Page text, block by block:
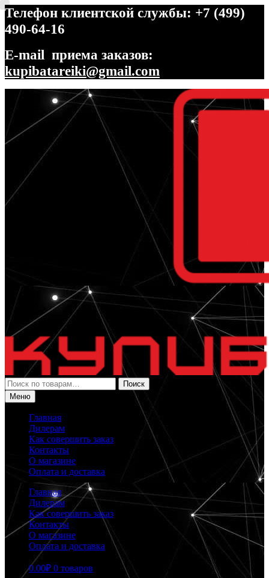
Телефон клиентской службы: +7 (499)
490-64-16
E-mail приема заказов:
kupibatareiki@gmail.com
Перейти
навигации
Перейти
содержимому
Искать:
Поиск
Меню
Главная
Дилерам
Как совершить заказ
Контакты
О магазине
Оплата и доставка
Главная
Дилерам
Как совершить заказ
Контакты
О магазине
Оплата и доставка
0.00₽ 0 товаров